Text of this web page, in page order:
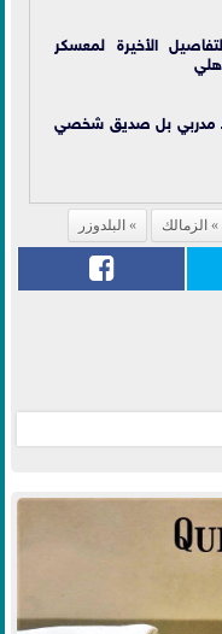
الأخيرة لمعسكر
مدربي بل صديق شخصي
الزمالك البلدوزر